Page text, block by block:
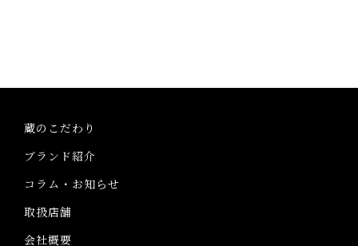
蔵のこだわり
ブランド紹介
コラム・お知らせ
取扱店舗
会社概要